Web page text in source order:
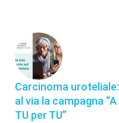
Carcinoma uroteliale:
al via la campagna “A
TU per TU”